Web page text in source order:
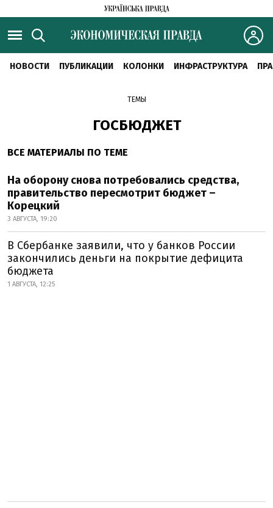
НОВОСТИ ПУБЛИКАЦИИ КОЛОНКИ ИНФРАСТРУКТУРА
ТЕМЫ
ГОСБЮДЖЕТ
ВСЕ МАТЕРИАЛЫ ПО ТЕМЕ
На оборону снова потребовались средства,
правительство пересмотрит бюджет –
Корецкий
3 АВГУСТА, 19:20
В Сбербанке заявили, что у банков России
закончились деньги на покрытие дефицита
бюджета
1 АВГУСТА, 12:25